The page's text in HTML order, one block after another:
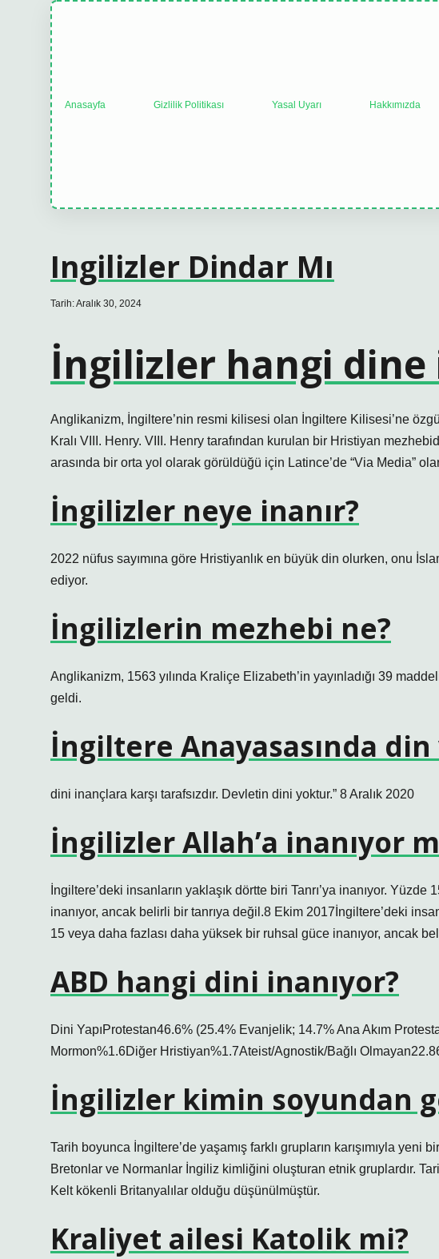
Anasayfa Gizlilik Politikası Yasal Uyarı Hakkımızda
Ingilizler Dindar Mı
Tarih: Aralık 30, 2024
İngilizler hangi dine
Anglikanizm, İngiltere’nin resmi kilisesi olan İngiltere Kilisesi’ne
Kralı VIII. Henry. VIII. Henry tarafından kurulan bir Hristiyan
arasında bir orta yol olarak görüldüğü için Latince’de “Via Media”
İngilizler neye inanır?
2022 nüfus sayımına göre Hristiyanlık en büyük din olurken, onu
ediyor.
İngilizlerin mezhebi ne?
Anglikanizm, 1563 yılında Kraliçe Elizabeth’in yayınladığı 39
geldi.
İngiltere Anayasasında din
dini inançlara karşı tarafsızdır. Devletin dini yoktur.” 8 Aralık 2020
İngilizler Allah’a inanıyor
İngiltere’deki insanların yaklaşık dörtte biri Tanrı’ya inanıyor.
inanıyor, ancak belirli bir tanrıya değil.8 Ekim 2017İngiltere’deki
15 veya daha fazlası daha yüksek bir ruhsal güce inanıyor, ancak
ABD hangi dini inanıyor?
Dini YapıProtestan46.6% (25.4% Evanjelik; 14.7% Ana Akım
Mormon%1.6Diğer Hristiyan%1.7Ateist/Agnostik/Bağlı
İngilizler kimin soyundan
Tarih boyunca İngiltere’de yaşamış farklı grupların karışımıyla yeni
Bretonlar ve Normanlar İngiliz kimliğini oluşturan etnik gruplardır.
Kelt kökenli Britanyalılar olduğu düşünülmüştür.
Kraliyet ailesi Katolik mi?